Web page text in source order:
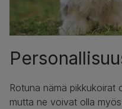
Rotuna nämä pikkukoirat
mutta ne voivat olla